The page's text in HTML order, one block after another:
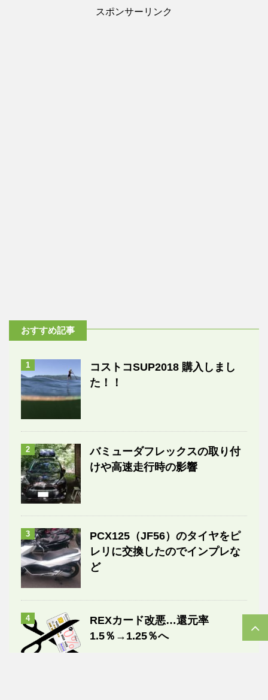
スポンサーリンク
おすすめ記事
1
コストコSUP2018 購入しまし
た！！
2
バミューダフレックスの取り付
けや高速走行時の影響
3
PCX125（JF56）のタイヤをピ
レリに交換したのでインプレな
ど
4
REXカード改悪…還元率
1.5％→1.25％へ